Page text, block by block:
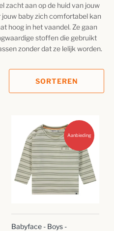
zacht aan op de huid van jouw
baby zich comfortabel kan
hoog in het vaandel. Ze gaan
stoffen die gebruikt
zonder dat ze lelijk worden.
SORTEREN
Aanbieding
Babyface - Boys -